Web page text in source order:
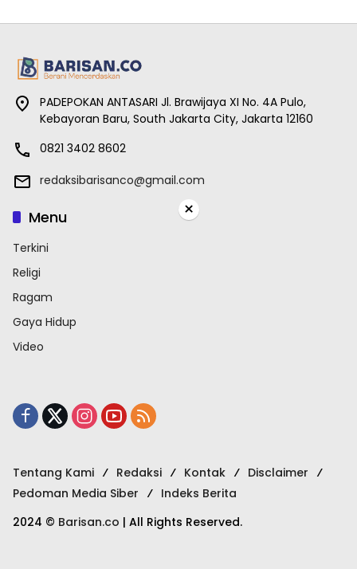
PADEPOKAN ANTASARI Jl. Brawijaya XI No. 4A Pulo,
Kebayoran Baru, South Jakarta City, Jakarta 12160
0821 3402 8602
redaksibarisanco@gmail.com
Menu
Terkini
Religi
Ragam
Gaya Hidup
Video
Tentang Kami Redaksi Kontak
Disclaimer
Pedoman Media Siber
Indeks Berita
2024 © Barisan.co | All Rights Reserved.
×